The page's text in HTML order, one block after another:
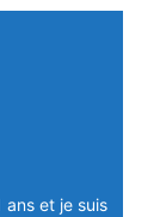
ans et je suis